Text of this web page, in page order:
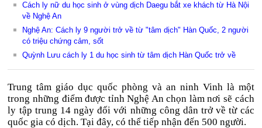
Cách ly nữ du học sinh ở vùng dịch Daegu bắt xe khách từ Hà Nội
về Nghệ An
Nghệ An: Cách ly 9 người trở về từ "tâm dịch" Hàn Quốc, 2 người
có triệu chứng cảm, sốt
Quỳnh Lưu cách ly 1 du học sinh từ tâm dịch Hàn Quốc trở về
Trung tâm giáo dục quốc phòng và an ninh Vinh là một
trong những điểm được tỉnh Nghệ An chọn làm nơi sẽ cách
ly tập trung 14 ngày đối với những công dân trở về từ các
quốc gia có dịch. Tại đây, có thể tiếp nhận đến 500 người.